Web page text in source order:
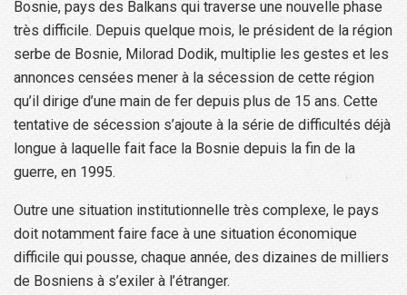
Bosnie, pays des Balkans qui traverse une nouvelle phase
très difficile. Depuis quelque mois, le président de la région
serbe de Bosnie, Milorad Dodik, multiplie les gestes et les
annonces censées mener à la sécession de cette région
qu’il dirige d’une main de fer depuis plus de 15 ans. Cette
tentative de sécession s’ajoute à la série de difficultés déjà
longue à laquelle fait face la Bosnie depuis la fin de la
guerre, en 1995.
Outre une situation institutionnelle très complexe, le pays
doit notamment faire face à une situation économique
difficile qui pousse, chaque année, des dizaines de milliers
de Bosniens à s’exiler à l’étranger.